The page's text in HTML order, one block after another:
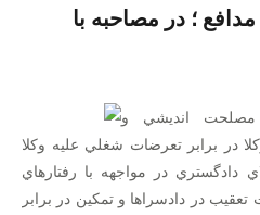
؛ در مصاحبه با
مصلحت انديشي و
در برابر تعرضات شغلي عليه وکلا
در مواجهه با رفتارهاي
در دادسراها و تمكين در برابر